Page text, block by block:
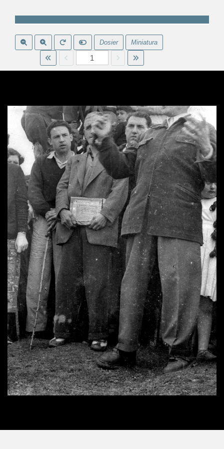
Dosier Miniatura